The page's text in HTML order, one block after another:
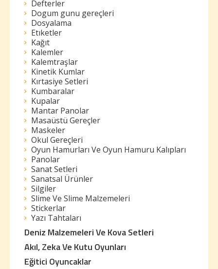
Defterler
Dogum gunu gereçleri
Dosyalama
Etıketler
Kağıt
Kalemler
Kalemtraşlar
Kinetik Kumlar
Kırtasiye Setleri
Kumbaralar
Kupalar
Mantar Panolar
Masaüstü Gereçler
Maskeler
Okul Gereçleri
Oyun Hamurları Ve Oyun Hamuru Kalıpları
Panolar
Sanat Setleri
Sanatsal Ürünler
Silgiler
Slime Ve Slime Malzemeleri
Stickerlar
Yazı Tahtaları
Deniz Malzemeleri Ve Kova Setleri
Akıl, Zeka Ve Kutu Oyunları
Eğitici Oyuncaklar